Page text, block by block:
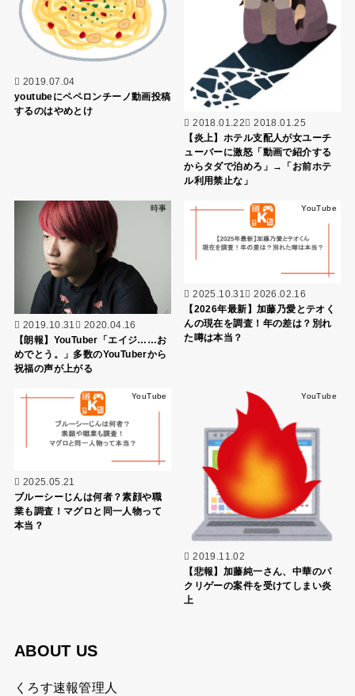
2019.07.04
youtubeにペペロンチーノ動画投稿
するのはやめとけ
2018.01.22 2018.01.25
【炎上】ホテル支配人が女ユーチ
ューバーに激怒「動画で紹介する
からタダで泊めろ」→「お前ホテ
ル利用禁止な」
時事
2019.10.31 2020.04.16
【朗報】YouTuber「エイジ……お
めでとう。」多数のYouTuberから
祝福の声が上がる
YouTube
2025.10.31 2026.02.16
【2026年最新】加藤乃愛とテオく
んの現在を調査！年の差は？別れ
た噂は本当？
YouTube
2025.05.21
ブルーシーじんは何者？素顔や職
業も調査！マグロと同一人物って
本当？
YouTube
2019.11.02
【悲報】加藤純一さん、中華のパ
クリゲーの案件を受けてしまい炎
上
ABOUT US
くろす速報管理人